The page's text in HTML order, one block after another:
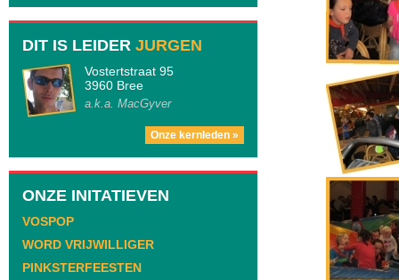
DIT IS LEIDER JURGEN
Vostertstraat 95
3960 Bree
a.k.a. MacGyver
Onze kernleden »
ONZE INITATIEVEN
VOSPOP
WORD VRIJWILLIGER
PINKSTERFEESTEN